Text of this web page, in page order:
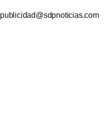
publicidad@sdpnoticias.com